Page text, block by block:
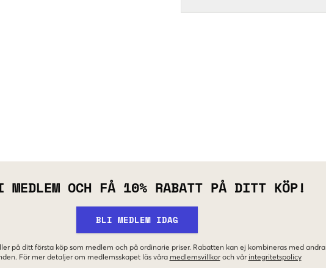
MEDLEM OCH FÅ 10% RABATT PÅ DITT KÖP!
BLI MEDLEM IDAG
på ditt första köp som medlem och på ordinarie priser. Rabatten kan ej kombineras med andra
För mer detaljer om medlemsskapet läs våra medlemsvillkor och vår integritetspolicy